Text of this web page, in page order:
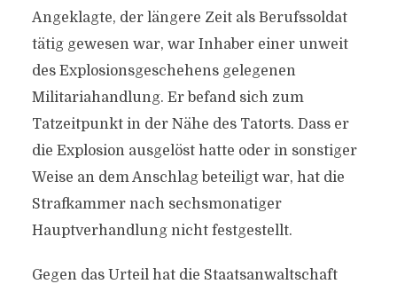
Angeklagte, der längere Zeit als Berufssoldat
tätig gewesen war, war Inhaber einer unweit
des Explosionsgeschehens gelegenen
Militariahandlung. Er befand sich zum
Tatzeitpunkt in der Nähe des Tatorts. Dass er
die Explosion ausgelöst hatte oder in sonstiger
Weise an dem Anschlag beteiligt war, hat die
Strafkammer nach sechsmonatiger
Hauptverhandlung nicht festgestellt.
Gegen das Urteil hat die Staatsanwaltschaft